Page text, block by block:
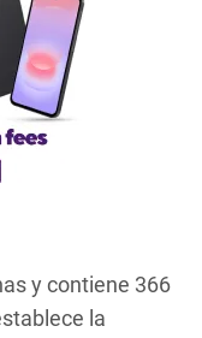
y contiene 366
la